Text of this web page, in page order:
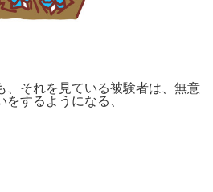
、それを見ている被験者は、無意
するようになる、